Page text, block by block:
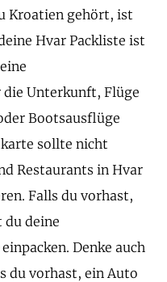
Kroatien gehört, ist
Hvar Packliste ist
Unterkunft, Flüge
Bootsausflüge
sollte nicht
Restaurants in Hvar
Falls du vorhast,
du deine
Denke auch
du vorhast, ein Auto